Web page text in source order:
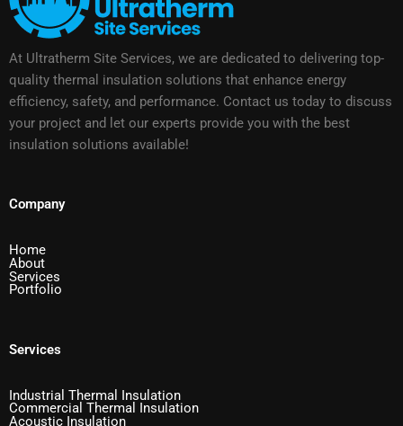
At Ultratherm Site Services, we are dedicated to delivering top-
quality thermal insulation solutions that enhance energy
efficiency, safety, and performance. Contact us today to discuss
your project and let our experts provide you with the best
insulation solutions available!
Company
Home
About
Services
Portfolio
Services
Industrial Thermal Insulation
Commercial Thermal Insulation
Acoustic Insulation